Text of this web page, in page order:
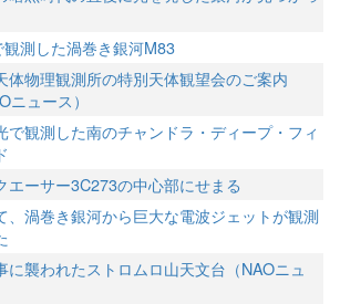
測した渦巻き銀河M83
体物理観測所の特別天体観望会のご案内
ニュース）
で観測した南のチャンドラ・ディープ・フィ
エーサー3C273の中心部にせまる
、渦巻き銀河から巨大な電波ジェットが観測
に襲われたストロムロ山天文台（NAOニュ